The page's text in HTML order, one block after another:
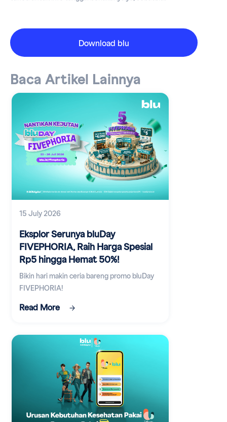
Download blu
Baca Artikel Lainnya
15 July 2026
Eksplor Serunya bluDay
FIVEPHORIA, Raih Harga Spesial
Rp5 hingga Hemat 50%!
Bikin hari makin ceria bareng promo bluDay
FIVEPHORIA!
Read More